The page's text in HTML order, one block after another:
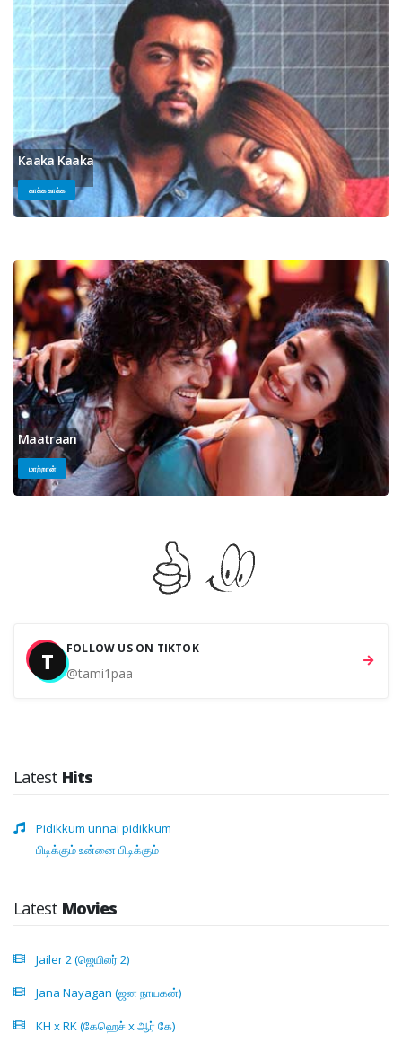
Kaaka Kaaka
காக்க காக்க
Maatraan
மாற்றான்
T FOLLOW US ON TIKTOK
@tami1paa
Latest Hits
Pidikkum unnai pidikkum
பிடிக்கும் உன்னை பிடிக்கும்
Latest Movies
Jailer 2 (ஜெயிலர் 2)
Jana Nayagan (ஜன நாயகன்)
KH x RK (கேஹெச் x ஆர் கே)